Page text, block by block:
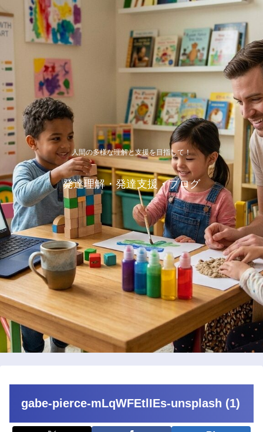
人間の多様な理解と支援を目指して！
発達理解・発達支援・ブログ
gabe-pierce-mLqWFEtlIEs-unsplash (1)